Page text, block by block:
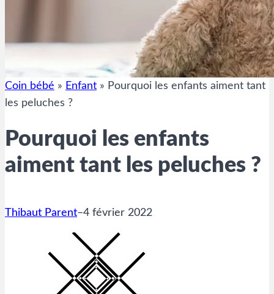
Coin bébé » Enfant » Pourquoi les enfants aiment tant
les peluches ?
Pourquoi les enfants
aiment tant les peluches ?
Thibaut Parent–4 février 2022